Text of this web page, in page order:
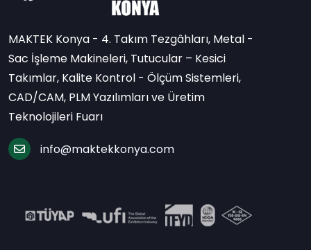
MAKTEK Konya - 4. Takım Tezgâhları, Metal -
Sac İşleme Makineleri, Tutucular – Kesici
Takımlar, Kalite Kontrol - Ölçüm Sistemleri,
CAD/CAM, PLM Yazılımları ve Üretim
Teknolojileri Fuarı
info@maktekkonya.com